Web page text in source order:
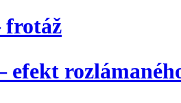
frotáž
efekt